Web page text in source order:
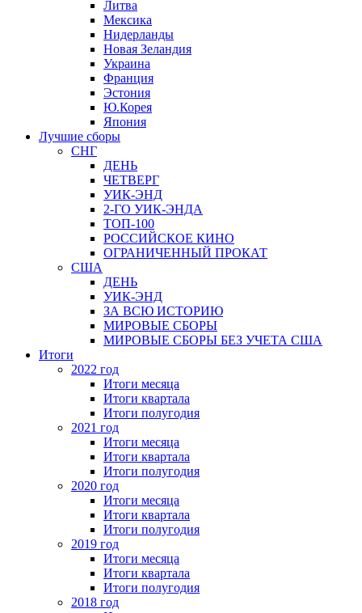
Литва
Мексика
Нидерланды
Новая Зеландия
Украина
Франция
Эстония
Ю.Корея
Япония
Лучшие сборы
СНГ
ДЕНЬ
ЧЕТВЕРГ
УИК-ЭНД
2-ГО УИК-ЭНДА
ТОП-100
РОССИЙСКОЕ КИНО
ОГРАНИЧЕННЫЙ ПРОКАТ
США
ДЕНЬ
УИК-ЭНД
ЗА ВСЮ ИСТОРИЮ
МИРОВЫЕ СБОРЫ
МИРОВЫЕ СБОРЫ БЕЗ УЧЕТА США
Итоги
2022 год
Итоги месяца
Итоги квартала
Итоги полугодия
2021 год
Итоги месяца
Итоги квартала
Итоги полугодия
2020 год
Итоги месяца
Итоги квартала
Итоги полугодия
2019 год
Итоги месяца
Итоги квартала
Итоги полугодия
2018 год